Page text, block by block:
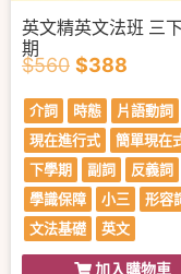
英文精英文法班 三
期
$560 $388
介詞 時態
片語動詞
現在進行式
簡單現在
下學期
副詞
反義詞
學識保障
小三
形容
文法基礎
英文
加入購物車